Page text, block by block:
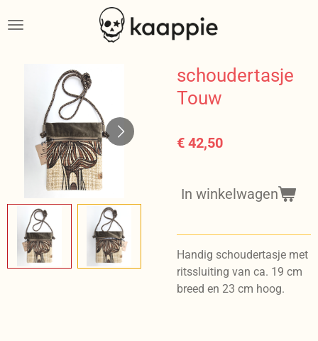
direct
hoofdinhoud
schoudertasje
Touw
€ 42,50
In winkelwagen
Handig schoudertasje met
ritssluiting van ca. 19 cm
breed en 23 cm hoog.